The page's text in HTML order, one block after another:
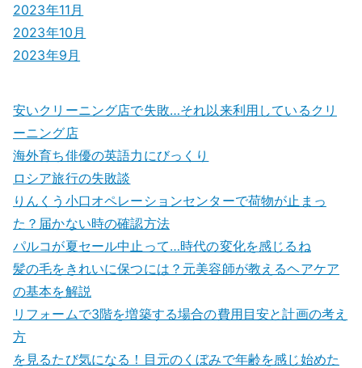
2023年11月
2023年10月
2023年9月
安いクリーニング店で失敗…それ以来利用しているクリ
ーニング店
海外育ち俳優の英語力にびっくり
ロシア旅行の失敗談
りんくう小口オペレーションセンターで荷物が止まっ
た？届かない時の確認方法
パルコが夏セール中止って…時代の変化を感じるね
髪の毛をきれいに保つには？元美容師が教えるヘアケア
の基本を解説
リフォームで3階を増築する場合の費用目安と計画の考え
方
を見るたび気になる！目元のくぼみで年齢を感じ始めた